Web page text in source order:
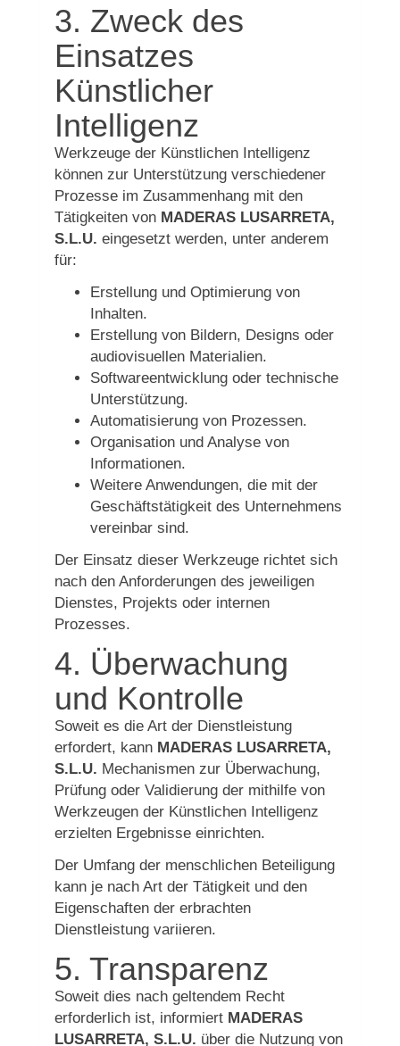
3. Zweck des
Einsatzes
Künstlicher
Intelligenz
Werkzeuge der Künstlichen Intelligenz
können zur Unterstützung verschiedener
Prozesse im Zusammenhang mit den
Tätigkeiten von MADERAS LUSARRETA,
S.L.U. eingesetzt werden, unter anderem
für:
Erstellung und Optimierung von
Inhalten.
Erstellung von Bildern, Designs oder
audiovisuellen Materialien.
Softwareentwicklung oder technische
Unterstützung.
Automatisierung von Prozessen.
Organisation und Analyse von
Informationen.
Weitere Anwendungen, die mit der
Geschäftstätigkeit des Unternehmens
vereinbar sind.
Der Einsatz dieser Werkzeuge richtet sich
nach den Anforderungen des jeweiligen
Dienstes, Projekts oder internen
Prozesses.
4. Überwachung
und Kontrolle
Soweit es die Art der Dienstleistung
erfordert, kann MADERAS LUSARRETA,
S.L.U. Mechanismen zur Überwachung,
Prüfung oder Validierung der mithilfe von
Werkzeugen der Künstlichen Intelligenz
erzielten Ergebnisse einrichten.
Der Umfang der menschlichen Beteiligung
kann je nach Art der Tätigkeit und den
Eigenschaften der erbrachten
Dienstleistung variieren.
5. Transparenz
Soweit dies nach geltendem Recht
erforderlich ist, informiert MADERAS
LUSARRETA, S.L.U. über die Nutzung von